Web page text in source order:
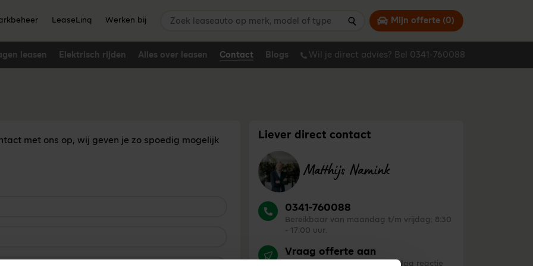
LeaseLinq Werken bij
leasen Elektrisch rijden Alles over leasen Contact Blogs Wil je direct advies? Bel 0341-760088
Zoek leaseauto op merk, model of type
Zoeken
Mijn offerte (0)
met ons op, wij geven je zo spoedig mogelijk
Liever direct contact
Matthijs Namink
0341-760088
Bereikbaar van maandag t/m vrijdag: 8:30
- 17:00 uur.
Vraag offerte aan
Je ontvangt binnen één werkdag reactie